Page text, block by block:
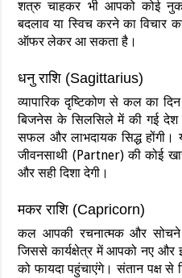
शत्रु चाहकर भी आपको कोई
बदलाव या स्विच करने का विचार
ऑफर लेकर आ सकता है।
धनु राशि (Sagittarius)
व्यापारिक दृष्टिकोण से कल का
बिजनेस के सिलसिले में की गई देश
सफल और लाभदायक सिद्ध होंगी।
जीवनसाथी (Partner) की कोई
और सही दिशा देगी।
मकर राशि (Capricorn)
कल आपकी रचनात्मक और सोचने
जिससे कार्यक्षेत्र में आपको नए और
को फायदा पहुंचाएंगे। संतान पक्ष से